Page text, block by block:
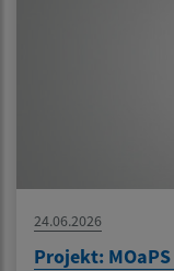
24.06.2026
Projekt: